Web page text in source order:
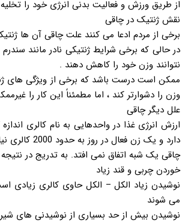
از طریق ورزش و فعالیت بدنی انرژی خود را
نقش ژنتیک در چاقی
برخی از مردم ادعا می کنند علت چاقی آن ها
در حالی که برخی شرایط ژنتیکی نادر مانند
نتوانند وزن خود را کاهش دهند .
ممکن است درست باشد که برخی از ویژگی های
وزن را دشوارتر کند ، اما مطمئناً این کار را
علل دیگر چاقی
دارد و یک زن فعال در روز به حدود 2000 کالری نیاز دارد.
چاقی یک شبه اتفاق نمی افتد. به تدریج در
خوردن چربی و قند زیاد
نوشیدن زیاد الکل – الکل حاوی کالری زیادی
می شوند
نوشیدن بیش از حد بسیاری از نوشیدنی های